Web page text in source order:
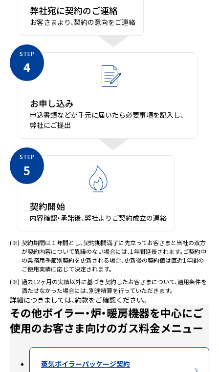
弊社宛に契約のご連絡
お客さまより、契約の意向をご連絡
STEP
4
お申し込み
申込書類などが手元に届いたら必要事項を記入し、
弊社にご提出
STEP
5
契約開始
内容確認・承諾後、弊社よりご契約成立の連絡
(※) 契約期間は１年間とし、契約期間満了に先立ってお客さまと当社の双方
が契約内容について異議のない場合には、1年間延長されます。ご契約中
の業務用季節別契約を更新される場合、更新後の契約値は直近1年間の
ご使用実績に応じて決定されます。
(※) 過去12ヶ月の実績以外に基づき契約したお客さまについて、適用条件を
満たせなかった場合には、別途精算を行っていただきます。
詳細につきましては、約款をご確認ください。
その他ボイラー・炉・暖房機器を中心にご
使用のお客さま向けのガス料金メニュー
蒸気ボイラーパッケージ契約